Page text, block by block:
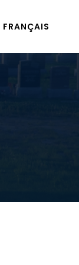
FRANÇAIS